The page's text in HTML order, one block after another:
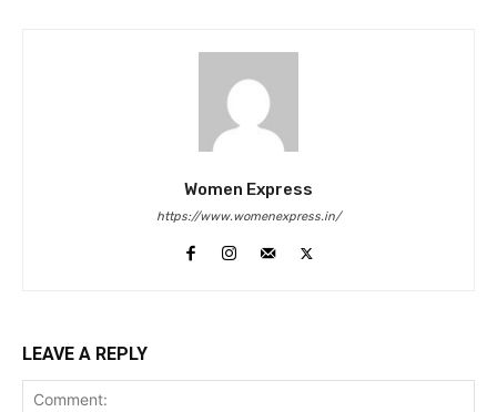
Women Express
https://www.womenexpress.in/
LEAVE A REPLY